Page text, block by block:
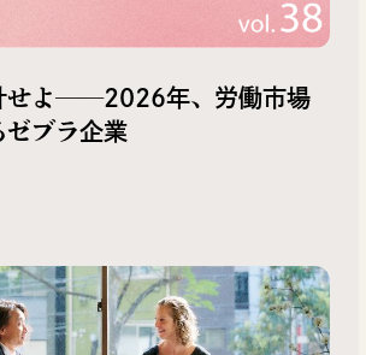
せよ──2026年、労働市場
ゼブラ企業